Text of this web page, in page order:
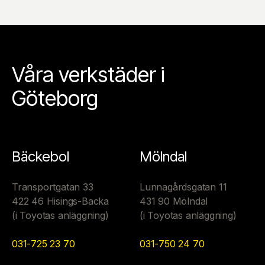
Våra verkstäder i
Göteborg
Bäckebol
Transportgatan 33
422 46 Hisings-Backa
(i Toyotas anläggning)
031-725 23 70
Mölndal
Lunnagårdsgatan 11
431 90 Mölndal
(i Toyotas anläggning)
031-750 24 70